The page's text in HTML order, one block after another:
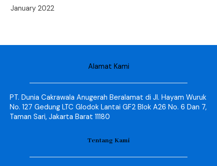
January 2022
Alamat Kami
PT. Dunia Cakrawala Anugerah Beralamat di Jl. Hayam Wuruk
No. 127 Gedung LTC Glodok Lantai GF2 Blok A26 No. 6 Dan 7,
Taman Sari, Jakarta Barat 11180
Tentang Kami